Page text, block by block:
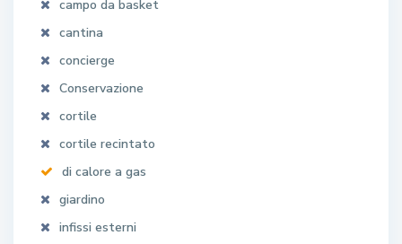
campo da basket
cantina
concierge
Conservazione
cortile
cortile recintato
di calore a gas
giardino
infissi esterni